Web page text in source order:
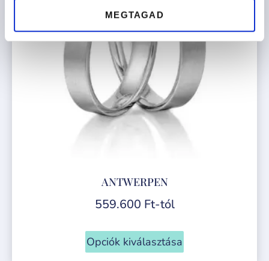
MEGTAGAD
ANTWERPEN
559.600 Ft-tól
Opciók kiválasztása